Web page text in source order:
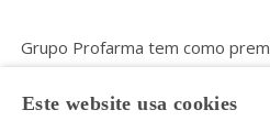
Grupo Profarma tem como
economicamente viáveis,
Este website usa cookies